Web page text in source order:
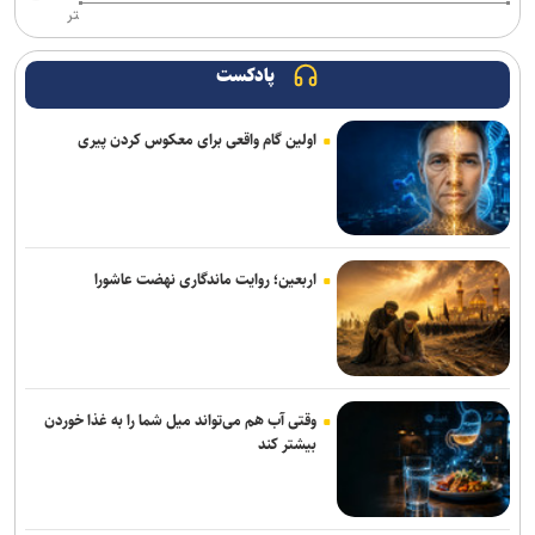
زایمان اورژانسی و نجات جان یک کودک
«رسانه»، سنگر نخست آگاهی‌بخشی در پیشگیری از اعتیاد است
۷کشته و مصدوم در تصادف مرگبار پژو پارس و ساینا در اصفهان
روایت کولیوند از خدمات هلال احمر در اربعین حسینی
پرداخت مطالبات بازنشستگان در اولویت تأمین اجتماعی است
جزئیات ثبت ادعا، تهیه نقشه UTM و ارائه مادر سند اعلام شد
تردد روان در تمامی محورهای شمالی و مسیرهای مرزهای اربعین
کشف بقایای انسانی در ارتفاعات شمیرانات
تر
پادکست
اولین گام واقعی برای معکوس کردن پیری
اربعین؛ روایت ماندگاری نهضت عاشورا
وقتی آب هم می‌تواند میل شما را به غذا خوردن
بیشتر کند